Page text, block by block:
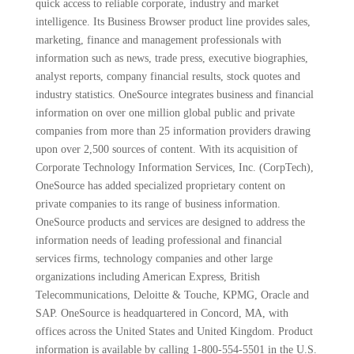
quick access to reliable corporate, industry and market
intelligence. Its Business Browser product line provides sales,
marketing, finance and management professionals with
information such as news, trade press, executive biographies,
analyst reports, company financial results, stock quotes and
industry statistics. OneSource integrates business and financial
information on over one million global public and private
companies from more than 25 information providers drawing
upon over 2,500 sources of content. With its acquisition of
Corporate Technology Information Services, Inc. (CorpTech),
OneSource has added specialized proprietary content on
private companies to its range of business information.
OneSource products and services are designed to address the
information needs of leading professional and financial
services firms, technology companies and other large
organizations including American Express, British
Telecommunications, Deloitte & Touche, KPMG, Oracle and
SAP. OneSource is headquartered in Concord, MA, with
offices across the United States and United Kingdom. Product
information is available by calling 1-800-554-5501 in the U.S.